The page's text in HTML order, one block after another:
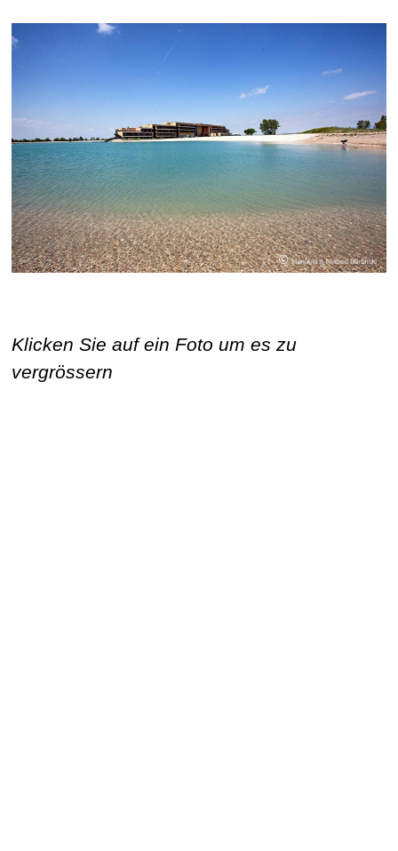
Klicken Sie auf ein Foto um es zu
vergrössern